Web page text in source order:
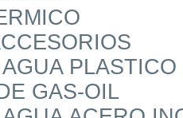
PLASTICO
GAS-OIL